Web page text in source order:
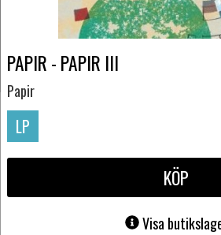
PAPIR - PAPIR III
Papir
LP
KÖP
Visa